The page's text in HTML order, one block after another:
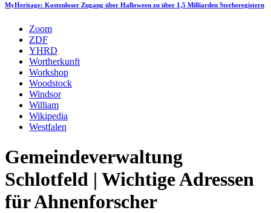
MyHeritage: Kostenloser Zugang über Halloween zu über 1,5 Milliarden Sterberegistern
Zoom
ZDF
YHRD
Wortherkunft
Workshop
Woodstock
Windsor
William
Wikipedia
Westfalen
Gemeindeverwaltung
Schlotfeld | Wichtige Adressen
für Ahnenforscher